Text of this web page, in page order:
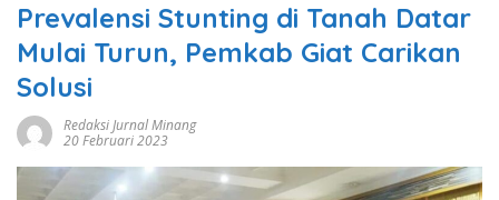
Prevalensi Stunting di Tanah Datar
Mulai Turun, Pemkab Giat Carikan
Solusi
Redaksi Jurnal Minang
20 Februari 2023